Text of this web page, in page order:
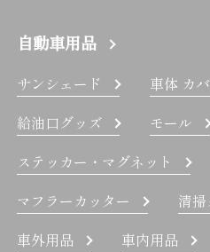
自動車用品
サンシェード 車体 カ
給油口グッズ
モール
ステッカー・マグネット
マフラーカッター
清
車外用品
車内用品